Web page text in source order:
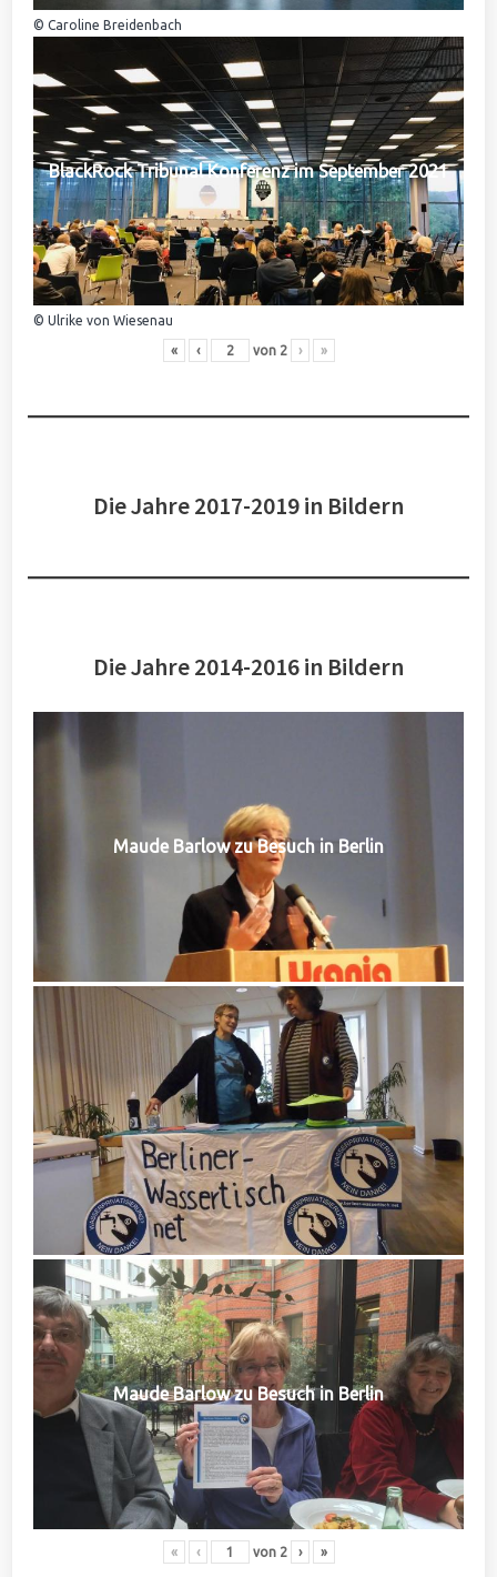
© Caroline Breidenbach
BlackRock Tribunal Konferenz im September 2021
© Ulrike von Wiesenau
« ‹ von 2 › »
Die Jahre 2017-2019 in Bildern
Die Jahre 2014-2016 in Bildern
Maude Barlow zu Besuch in Berlin
Maude Barlow zu Besuch in Berlin
« ‹ von 2 › »